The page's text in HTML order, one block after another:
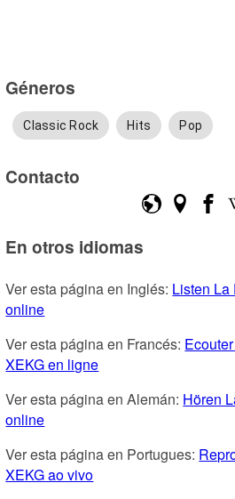
Géneros
Classic Rock Hits Pop
Contacto
En otros idiomas
Ver esta página en Inglés: Listen La
online
Ver esta página en Francés:
XEKG en ligne
Ver esta página en Alemán: Hören
online
Ver esta página en Portugues:
XEKG ao vivo